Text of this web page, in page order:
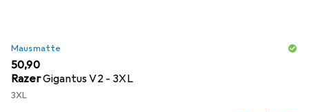
Mausmatte
EUR
50,90
RazerGigantus V2 - 3XL
3XL